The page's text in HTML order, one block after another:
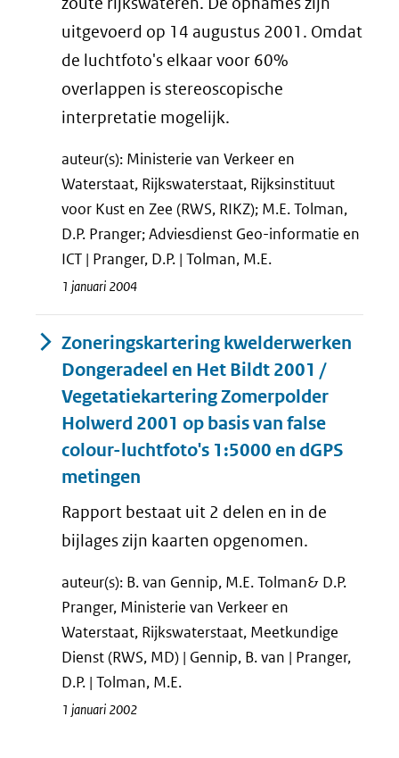
uitgevoerd op 14 augustus 2001. Omdat
de luchtfoto's elkaar voor 60%
overlappen is stereoscopische
interpretatie mogelijk.
auteur(s): Ministerie van Verkeer en
Waterstaat, Rijkswaterstaat, Rijksinstituut
voor Kust en Zee (RWS, RIKZ); M.E. Tolman,
D.P. Pranger; Adviesdienst Geo-informatie en
ICT | Pranger, D.P. | Tolman, M.E.
1 januari 2004
Zoneringskartering kwelderwerken
Dongeradeel en Het Bildt 2001 /
Vegetatiekartering Zomerpolder
Holwerd 2001 op basis van false
colour-luchtfoto's 1:5000 en dGPS
metingen
Rapport bestaat uit 2 delen en in de
bijlages zijn kaarten opgenomen.
auteur(s): B. van Gennip, M.E. Tolman& D.P.
Pranger, Ministerie van Verkeer en
Waterstaat, Rijkswaterstaat, Meetkundige
Dienst (RWS, MD) | Gennip, B. van | Pranger,
D.P. | Tolman, M.E.
1 januari 2002